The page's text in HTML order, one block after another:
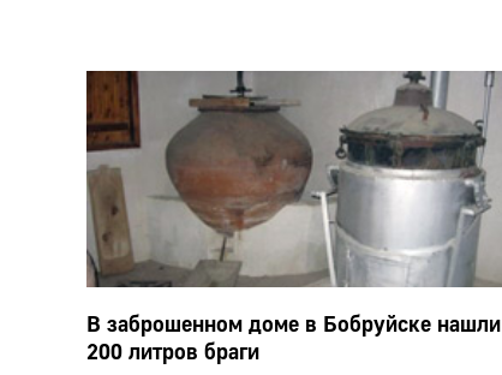
В заброшенном доме в Бобруйске нашли
200 литров браги